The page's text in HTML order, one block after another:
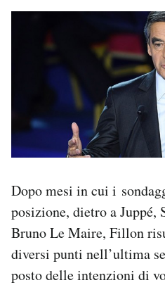
Dopo mesi in cui i
posizione, dietro a Juppé,
Bruno Le Maire, Fillon
diversi punti nell’ultima
posto delle intenzioni di